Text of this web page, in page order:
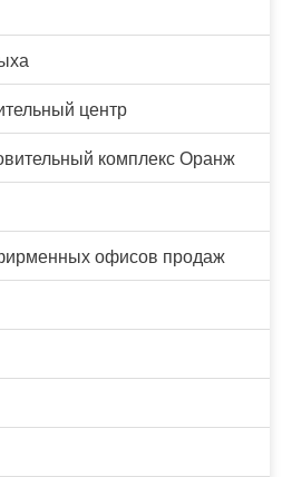
центр
комплекс Оранж
офисов продаж